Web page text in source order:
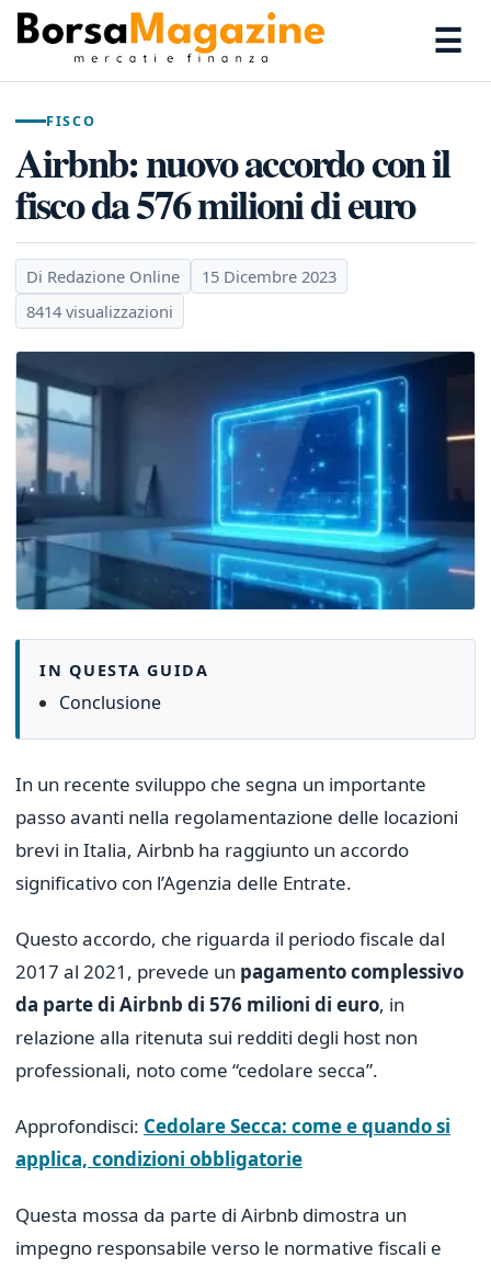
☰
FISCO
Airbnb: nuovo accordo con il
fisco da 576 milioni di euro
Di Redazione Online
15 Dicembre 2023
8414 visualizzazioni
IN QUESTA GUIDA
Conclusione
In un recente sviluppo che segna un importante
passo avanti nella regolamentazione delle locazioni
brevi in Italia, Airbnb ha raggiunto un accordo
significativo con l’Agenzia delle Entrate.
Questo accordo, che riguarda il periodo fiscale dal
2017 al 2021, prevede un pagamento complessivo
da parte di Airbnb di 576 milioni di euro, in
relazione alla ritenuta sui redditi degli host non
professionali, noto come “cedolare secca”.
Approfondisci: Cedolare Secca: come e quando si
applica, condizioni obbligatorie
Questa mossa da parte di Airbnb dimostra un
impegno responsabile verso le normative fiscali e